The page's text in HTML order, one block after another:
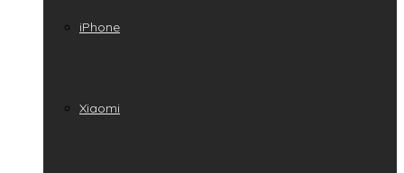
iPhone
Xiaomi